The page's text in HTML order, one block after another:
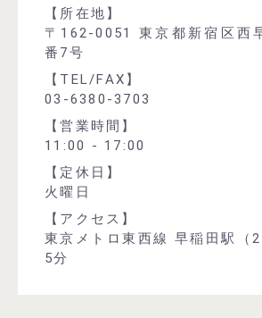
【所在地】
〒162-0051 東京都新宿区西
番7号
【TEL/FAX】
03-6380-3703
【営業時間】
11:00 - 17:00
【定休日】
火曜日
【アクセス】
東京メトロ東西線 早稲田駅（
5分